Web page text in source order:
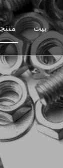
أفسد
بولت
بندق
غسالة
برشام
بيت